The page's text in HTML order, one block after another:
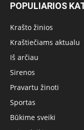
POPULIARIOS
Krašto žinios
Kraštiečiams aktualu
Iš arčiau
Sirenos
Pravartu žinoti
Sportas
Būkime sveiki